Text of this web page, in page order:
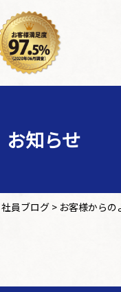
お知らせ
社員ブログ> お客様から